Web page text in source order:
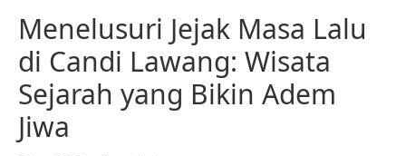
Menelusuri Jejak Masa Lalu
di Candi Lawang: Wisata
Sejarah yang Bikin Adem
Jiwa